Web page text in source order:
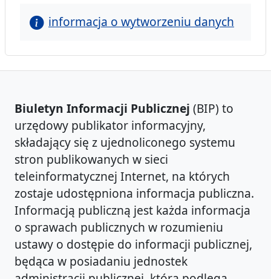
informacja o wytworzeniu danych
Biuletyn Informacji Publicznej (BIP) to
urzędowy publikator informacyjny,
składający się z ujednoliconego systemu
stron publikowanych w sieci
teleinformatycznej Internet, na których
zostaje udostępniona informacja publiczna.
Informacją publiczną jest każda informacja
o sprawach publicznych w rozumieniu
ustawy o dostępie do informacji publicznej,
będąca w posiadaniu jednostek